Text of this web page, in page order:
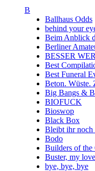
B
Ballhaus Odds
behind your
Beim Anblick
Berliner
BESSER
Best
Best Funeral
Beton. Wüste.
Big Bangs &
BIOFUCK
Bioswop
Black Box
Bleibt ihr noch
Bodo
Builders of the
Buster, my love
bye, bye, bye